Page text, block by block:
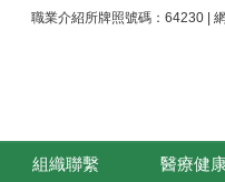
職業介紹所牌照號碼：64230 |
組織聯繫 醫療健